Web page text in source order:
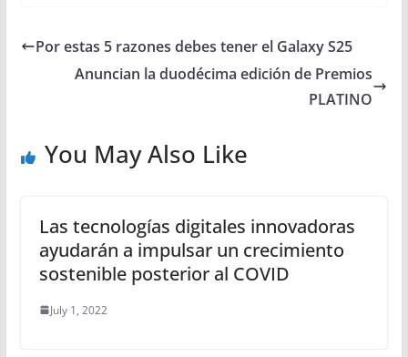
Por estas 5 razones debes tener el Galaxy S25
Anuncian la duodécima edición de Premios
PLATINO
You May Also Like
Las tecnologías digitales innovadoras
ayudarán a impulsar un crecimiento
sostenible posterior al COVID
July 1, 2022